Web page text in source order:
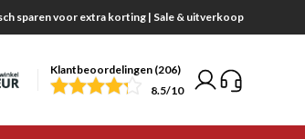
sparen voor extra korting | Sale & uitverkoop
Klantbeoordelingen (206)
8.5/10